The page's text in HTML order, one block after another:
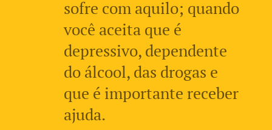
sofre com aquilo; quando
você aceita que é
depressivo, dependente
do álcool, das drogas e
que é importante receber
ajuda.